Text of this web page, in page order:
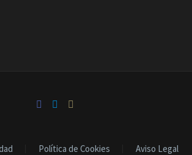
Política de Cookies Aviso Legal